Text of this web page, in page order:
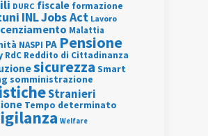
DURC fiscale formazione
INLJobs Act Lavoro
Malattia
NASPI PA Pensione
RdC Reddito di Cittadinanza
sicurezza Smart
somministrazione
Stranieri
Tempo determinato
Welfare